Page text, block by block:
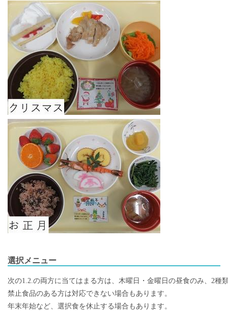
選択メニュー
次の1.2.の両方に当てはまる方は、木曜日・金曜日の昼食のみ、2種
禁止食品のある方は対応できない場合もあります。
年末年始など、選択食を休止する場合もあります。